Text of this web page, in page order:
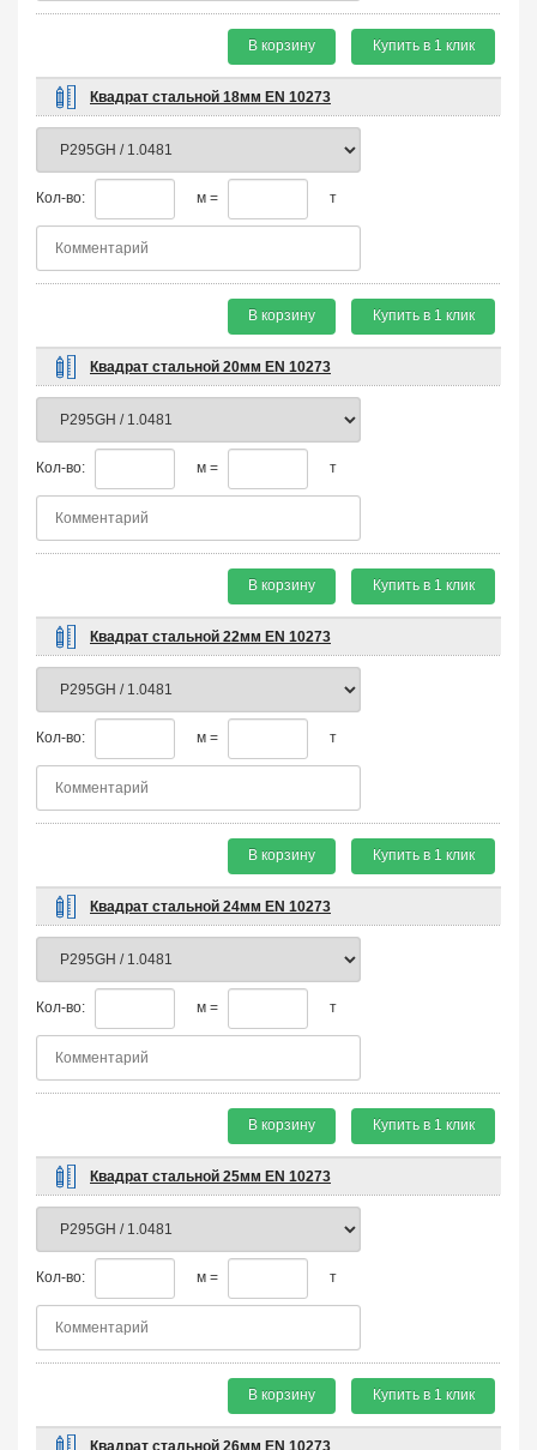
В корзину Купить в 1 клик
Квадрат стальной 18мм EN 10273
Кол-во: м = т
В корзину Купить в 1 клик
Квадрат стальной 20мм EN 10273
Кол-во: м = т
В корзину Купить в 1 клик
Квадрат стальной 22мм EN 10273
Кол-во: м = т
В корзину Купить в 1 клик
Квадрат стальной 24мм EN 10273
Кол-во: м = т
В корзину Купить в 1 клик
Квадрат стальной 25мм EN 10273
Кол-во: м = т
В корзину Купить в 1 клик
Квадрат стальной 26мм EN 10273